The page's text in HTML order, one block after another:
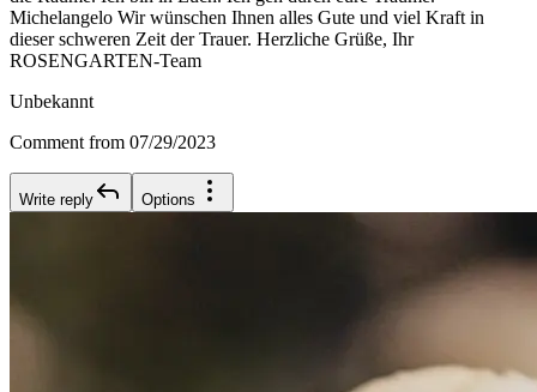
Michelangelo Wir wünschen Ihnen alles Gute und viel Kraft in
dieser schweren Zeit der Trauer. Herzliche Grüße, Ihr
ROSENGARTEN-Team
Unbekannt
Comment from 07/29/2023
Write reply Options